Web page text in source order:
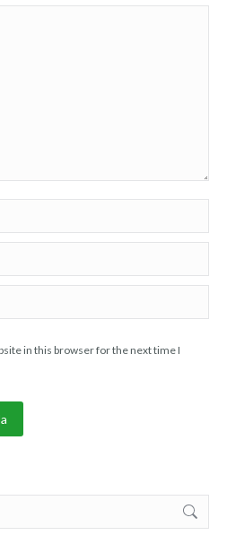
in this browser for the next time I